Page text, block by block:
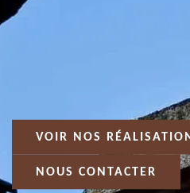
VOIR NOS
NOUS CONTACTER